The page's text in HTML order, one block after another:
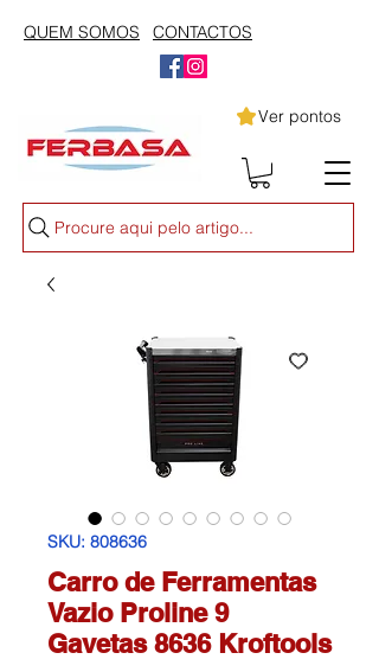
QUEM SOMOS CONTACTOS
Ver pontos
Procure aqui pelo artigo...
SKU: 808636
Carro de Ferramentas
Vazio Proline 9
Gavetas 8636 Kroftools